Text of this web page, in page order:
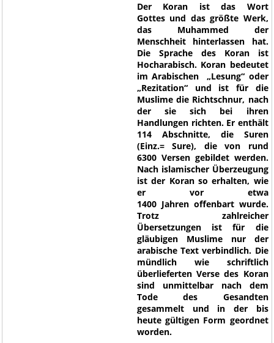
Der Koran ist das Wort
Gottes und das größte Werk,
das Muhammed der
Menschheit hinterlassen hat.
Die Sprache des Koran ist
Hocharabisch. Koran bedeutet
im Arabischen „Lesung“ oder
„Rezitation“ und ist für die
Muslime die Richtschnur, nach
der sie sich bei ihren
Handlungen richten. Er enthält
114 Abschnitte, die Suren
(Einz.= Sure), die von rund
6300 Versen gebildet werden.
Nach islamischer Überzeugung
ist der Koran so erhalten, wie
er vor etwa
1400 Jahren offenbart wurde.
Trotz zahlreicher
Übersetzungen ist für die
gläubigen Muslime nur der
arabische Text verbindlich. Die
mündlich wie schriftlich
überlieferten Verse des Koran
sind unmittelbar nach dem
Tode des Gesandten
gesammelt und in der bis
heute gültigen Form geordnet
worden.